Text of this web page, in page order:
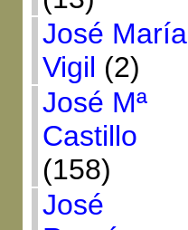
José María
Vigil (2)
José Mª
Castillo
(158)
José